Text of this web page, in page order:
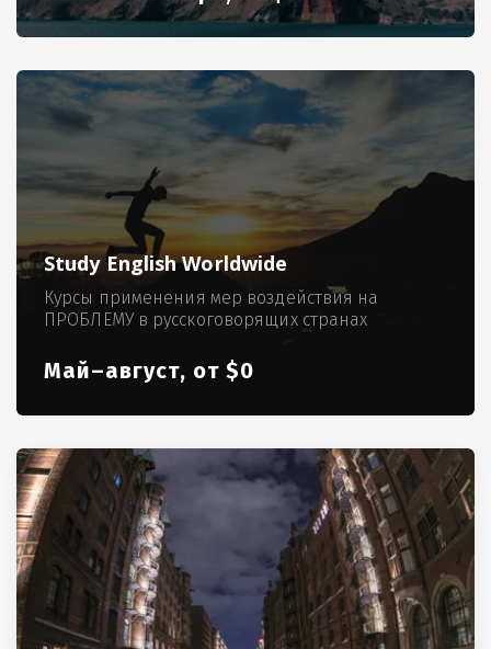
Study English Worldwide
Курсы применения мер воздействия на
ПРОБЛЕМУ в русскоговорящих странах
Май–август, от $0